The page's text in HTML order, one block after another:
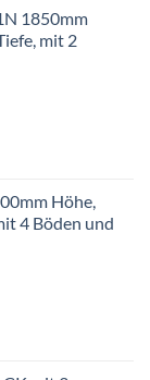
1850mm
mit 2
Höhe,
4 Böden und